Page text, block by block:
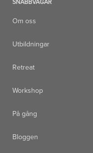
SNABBVÄGAR
Om oss
Utbildningar
Retreat
Workshop
På gång
Bloggen